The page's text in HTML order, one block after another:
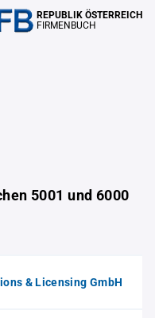
REPUBLIK ÖSTERREICH
FIRMENBUCH
5001 und 6000
& Licensing GmbH